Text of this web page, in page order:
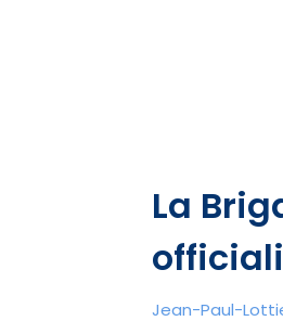
La
Jean-Paul-